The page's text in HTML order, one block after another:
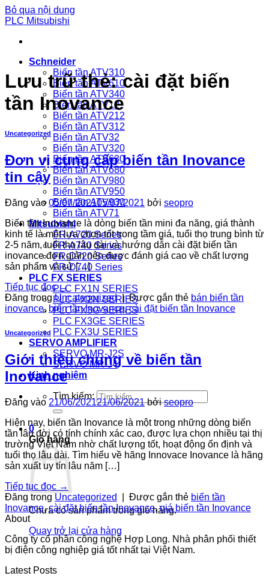
Bỏ qua nội dung
PLC Mitsubishi
Schneider
Biến tần ATV310
Biến tần ATV610
Biến tần ATV340
Biến tần ATV12
Biến tần ATV212
Biến tần ATV312
Biến tần ATV32
Biến tần ATV320
Biến tần ATV630
Biến tần ATV680
Biến tần ATV980
Biến tần ATV950
Biến tần ATV930
Biến tần ATV71
Mitsubishi
FR-A720 Series
FR-A740 Series
FR-D720 Series
FR-D740 Series
PLC FX SERIES
PLC FX1N SERIES
PLC FX2N SERIES
PLC FX3G SERIES
PLC FX3GE SERIES
PLC FX3U SERIES
SERVO AMPLIFIER
SERVO MR-J2S
SERVO MR-J4
Kinh nghiệm
Tìm kiếm:
0
Giỏ hàng
Chưa có sản phẩm trong giỏ hàng.
Quay trở lại cửa hàng
Lưu trữ thẻ:cài đặt biến
tần Inovance
Uncategorized
Đơn vị cung cấp biến tần Inovance
tin cậy
Đăng vào05/07/202105/07/2021 bởi seopro
Biến tần Inovance là dòng biến tần mini đa năng, giá thành
kinh tế là một lựa chọn tốt trong tầm giá, tuổi thọ trung bình từ
2-5 năm, tuổi thọ lâu dài và hướng dẫn cài đặt biến tần
inovance đơn giản nên được đánh giá cao về chất lượng
sản phẩm và sử […]
Tiếp tục đọc→
Đăng trongUncategorized | Được gắn thẻ bán biến tần
inovance, biến tần Inovance,cài đặt biến tần Inovance
Uncategorized
Giới thiệu chung về biến tần
Inovance
Đăng vào 21/06/202121/06/2021 bởiseopro
Hiện nay, biến tần Inovance là một trong những dòng biến
tần lâu đời có tính chính xác cao, được lựa chọn nhiều tại thị
trường Việt Nam nhờ chất lượng tốt, hoạt động ổn định và
tuổi thọ lâu dài. Tìm hiểu về hãng Innovace Inovance là hãng
sản xuất uy tín lâu năm […]
Tiếp tục đọc →
Đăng trong Uncategorized Được gắn thẻ biến tần
Inovance,cài đặt biến tần Inovance,giá biến tần Inovance
About
Công ty cổ phần công nghệ Hợp Long. Nhà phân phối thiết
bị điện công nghiệp giá tốt nhất tại Việt Nam.
Latest Posts